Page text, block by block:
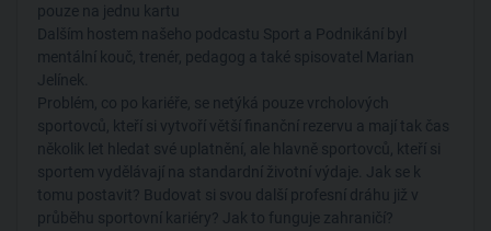
pouze na jednu kartu
Dalším hostem našeho podcastu Sport a Podnikání byl
mentální kouč, trenér, pedagog a také spisovatel Marian
Jelínek.
Problém, co po kariéře, se netýká pouze vrcholových
sportovců, kteří si vytvoří větší finanční rezervu a mají tak čas
několik let hledat své uplatnění, ale hlavně sportovců, kteří si
sportem vydělávají na standardní životní výdaje. Jak se k
tomu postavit? Budovat si svou další profesní dráhu již v
průběhu sportovní kariéry? Jak to funguje zahraničí?